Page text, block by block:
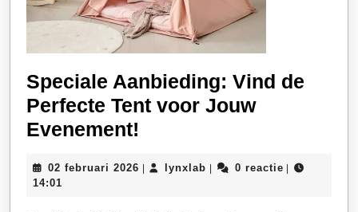
Speciale Aanbieding: Vind de
Perfecte Tent voor Jouw
Evenement!
Vind
02 februari 2026 02
lynxlab lynxlab0 reactie
14:01